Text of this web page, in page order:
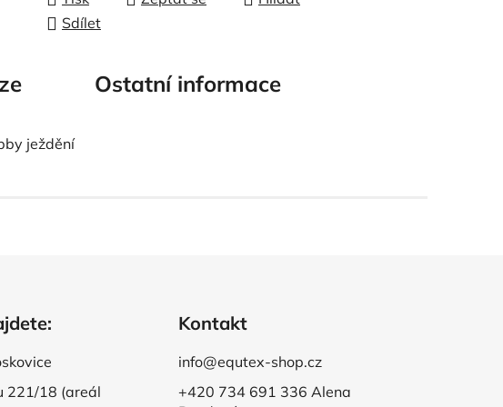
Sdílet
Ostatní informace
ježdění
221/18 (areál
Kontakt
info@equtex-shop.cz
+420 734 691 336 Alena